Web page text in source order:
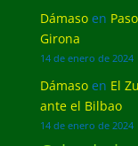
Dámasoen
Girona
14 de enero de 2024
Dámasoen El
ante el Bilbao
14 de enero de 2024